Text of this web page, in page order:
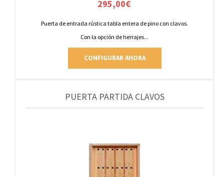
295,00€
Puerta de entrada rústica tabla entera de pino con clavos.
Con la opción de herrajes...
CONFIGURAR AHORA
PUERTA PARTIDA CLAVOS